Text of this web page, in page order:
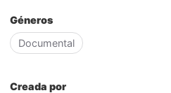
Géneros
Documental
Creada por